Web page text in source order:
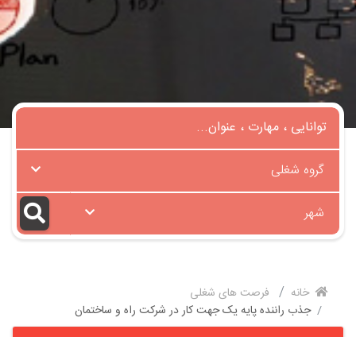
گروه شغلی
شهر
خانه
فرصت های شغلی
جذب راننده پایه یک جهت کار در شرکت راه و ساختمان